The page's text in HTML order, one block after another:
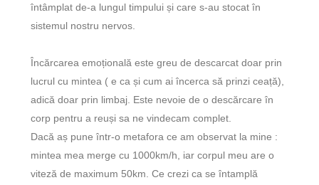
întâmplat de-a lungul timpului și care s-au stocat în
sistemul nostru nervos.
Încărcarea emoțională este greu de descarcat doar prin
lucrul cu mintea ( e ca și cum ai încerca să prinzi ceață),
adică doar prin limbaj. Este nevoie de o descărcare în
corp pentru a reuși sa ne vindecam complet.
Dacă aș pune într-o metafora ce am observat la mine :
mintea mea merge cu 1000km/h, iar corpul meu are o
viteză de maximum 50km. Ce crezi ca se întamplă